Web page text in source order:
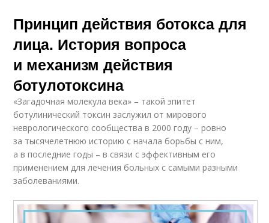
Принцип действия ботокса для
лица. История вопроса
и механизм действия
ботулотоксина
«Загадочная молекула века» – такой эпитет
ботулинический токсин заслужил от мирового
неврологического сообщества в 2000 году – ровно
за тысячелетнюю историю с начала борьбы с ним,
а в последние годы – в связи с эффективным его
применением для лечения больных с самыми разными
заболеваниями.